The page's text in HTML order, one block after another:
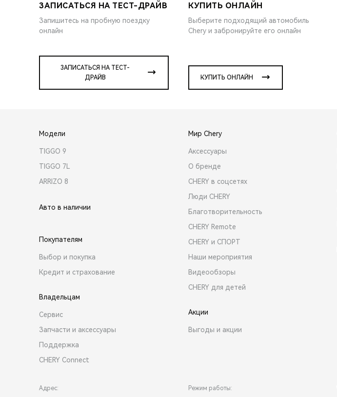
ЗАПИСАТЬСЯ НА ТЕСТ-ДРАЙВ
Запишитесь на пробную поездку
онлайн
ЗАПИСАТЬСЯ НА ТЕСТ-
ДРАЙВ
КУПИТЬ ОНЛАЙН
Выберите подходящий автомобиль
Chery и забронируйте его онлайн
КУПИТЬ ОНЛАЙН
Модели
TIGGO 9
TIGGO 7L
ARRIZO 8
Авто в наличии
Покупателям
Выбор и покупка
Кредит и страхование
Владельцам
Сервис
Запчасти и аксессуары
Поддержка
CHERY Connect
Мир Chery
Аксессуары
О бренде
CHERY в соцсетях
Люди CHERY
Благотворительность
CHERY Remote
CHERY и СПОРТ
Наши мероприятия
Видеообзоры
CHERY для детей
Акции
Выгоды и акции
Адрес: Режим работы: